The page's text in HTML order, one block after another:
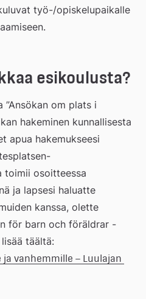
työ-/opiskelupaikalle
esikoulusta?
”Ansökan om plats i
hakeminen kunnallisesta
apua hakemukseesi
toimii osoitteessa
ja lapsesi haluatte
kanssa, olette
för barn och föräldrar -
vanhemmille – Luulajan